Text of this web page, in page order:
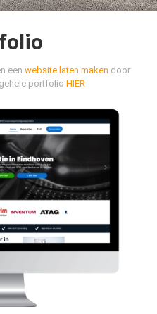
een website laten maken door
portfolio HIER